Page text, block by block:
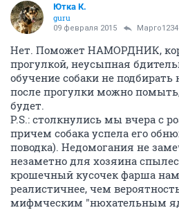
Ютка К.
guru
09 февраля 2015 Марго1234
Нет. Поможет НАМОРДНИК,
прогулкой, неусыпная
обучение собаки не
после прогулки можно помыть,
будет.
P.S.: столкнулись мы вчера с
причем собака успела его
поводка). Недомогания не
незаметно для хозяина
крошечный кусочек фарша
реалистичнее, чем
мифмческим "нюхательным